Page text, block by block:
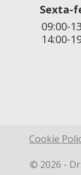
Sexta-
09:00-
14:00-
Cookie
© 2026 -